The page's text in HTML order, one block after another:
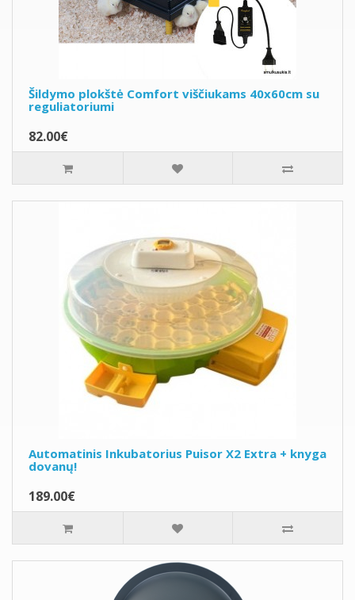
Šildymo plokštė Comfort viščiukams 40x60cm su
reguliatoriumi
82.00€
Automatinis Inkubatorius Puisor X2 Extra + knyga
dovanų!
189.00€